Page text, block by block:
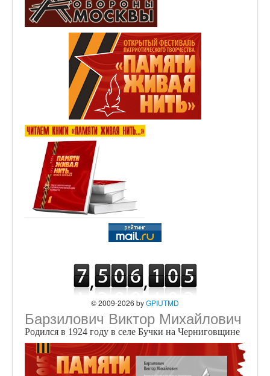
© 2009-2026 byGPIUTMD
Барзилович Виктор Михайлович
Родился в 1924 году в селе Бучки на Черниговщине